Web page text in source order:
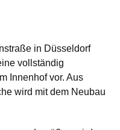
in Düsseldorf
vollständig
Innenhof vor. Aus
wird mit dem Neubau